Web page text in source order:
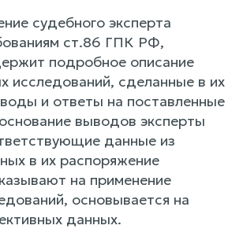
судебного эксперта
ст.86 ГПК РФ,
подробное описание
исследований, сделанные в их
и ответы на поставленные
выводов эксперты
данные из
в их распоряжение
на применение
основывается на
данных.